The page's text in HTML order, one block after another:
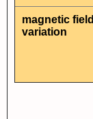
magnetic field
variation